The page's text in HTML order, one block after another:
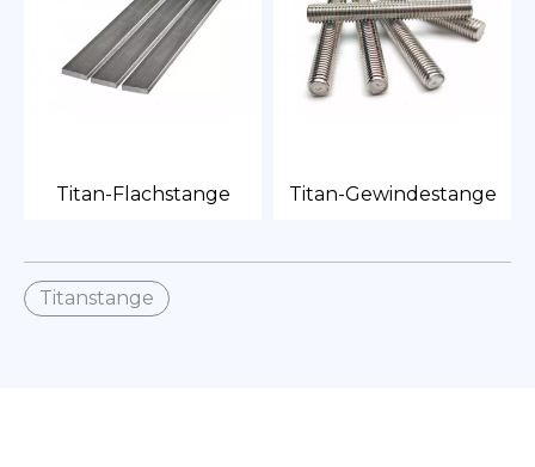
Titan-Flachstange Titan-Gewindestange
Titanstange